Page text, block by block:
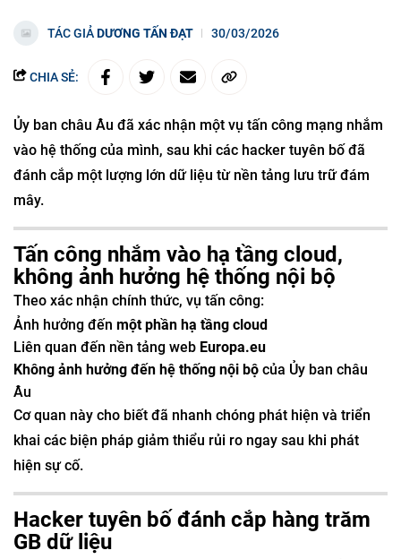
TÁC GIẢDƯƠNG TẤN ĐẠT 30/03/2026
CHIA SẺ:
Ủy ban châu Âu đã xác nhận một vụ tấn công mạng nhắm
vào hệ thống của mình, sau khi các hacker tuyên bố đã
đánh cắp một lượng lớn dữ liệu từ nền tảng lưu trữ đám
mây.
Tấn công nhắm vào hạ tầng cloud,
không ảnh hưởng hệ thống nội bộ
Theo xác nhận chính thức, vụ tấn công:
Ảnh hưởng đến một phần hạ tầng cloud
Liên quan đến nền tảng web Europa.eu
Không ảnh hưởng đến hệ thống nội bộ của Ủy ban châu
Âu
Cơ quan này cho biết đã nhanh chóng phát hiện và triển
khai các biện pháp giảm thiểu rủi ro ngay sau khi phát
hiện sự cố.
Hacker tuyên bố đánh cắp hàng trăm
GB dữ liệu